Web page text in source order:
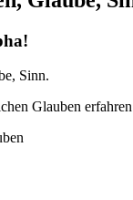
Sinn.
Glauben